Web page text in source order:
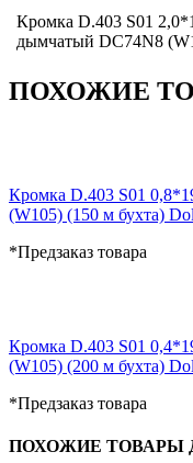
Кромка D.403 S01
дымчатый DC74N8
ПОХОЖИЕ
Кромка D.403 S01
(W105) (150 м бухта)
*Предзаказ товара
Кромка D.403 S01
(W105) (200 м бухта)
*Предзаказ товара
ПОХОЖИЕ ТОВАРЫ